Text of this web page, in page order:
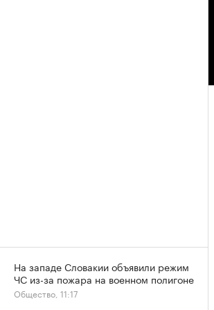
На западе Словакии объявили режим
ЧС из-за пожара на военном полигоне
Общество, 11:17